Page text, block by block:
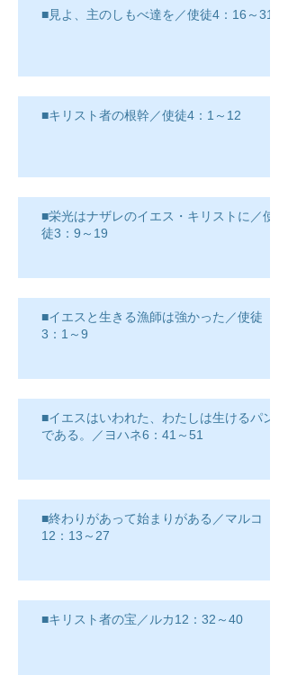
■見よ、主のしもべ達を／使徒4：16～31
■キリスト者の根幹／使徒4：1～12
■栄光はナザレのイエス・キリストに／使
徒3：9～19
■イエスと生きる漁師は強かった／使徒
3：1～9
■イエスはいわれた、わたしは生けるパン
である。／ヨハネ6：41～51
■終わりがあって始まりがある／マルコ
12：13～27
■キリスト者の宝／ルカ12：32～40